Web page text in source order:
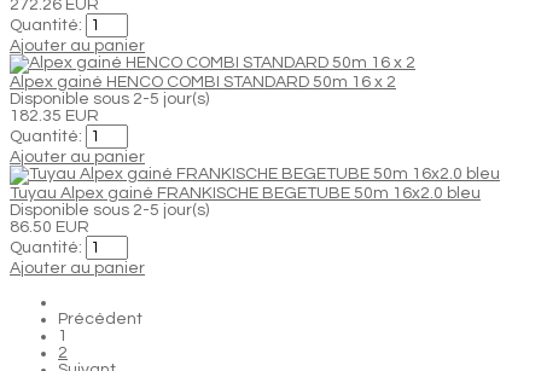
272.26 EUR
Quantité:
Ajouter au panier
Alpex gainé HENCO COMBI STANDARD 50m 16 x 2
Disponible sous 2-5 jour(s)
182.35 EUR
Quantité:
Ajouter au panier
Tuyau Alpex gainé FRANKISCHE BEGETUBE 50m 16x2.0 bleu
Disponible sous 2-5 jour(s)
86.50 EUR
Quantité:
Ajouter au panier
Précédent
1
2